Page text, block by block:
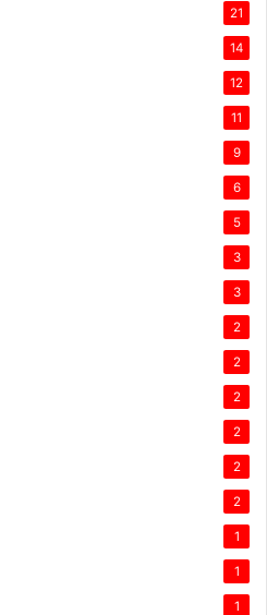
21
14
12
11
9
6
5
3
3
2
2
2
2
2
2
1
1
1